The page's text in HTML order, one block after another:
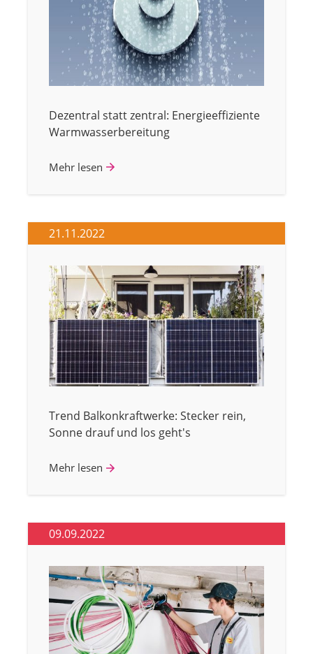
Dezentral statt zentral: Energieeffiziente
Warmwasserbereitung
Mehr lesen
21.11.2022
Trend Balkonkraftwerke: Stecker rein,
Sonne drauf und los geht's
Mehr lesen
09.09.2022